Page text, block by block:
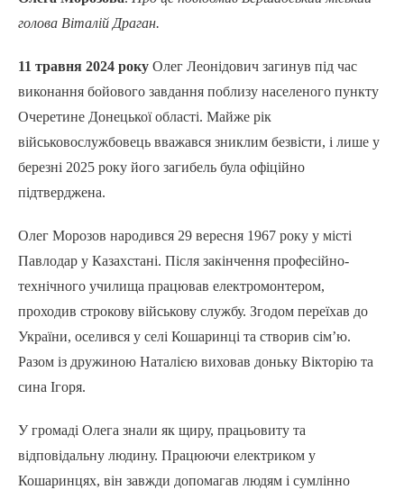
голова Віталій Драган.
11 травня 2024 року Олег Леонідович загинув під час
виконання бойового завдання поблизу населеного пункту
Очеретине Донецької області. Майже рік
військовослужбовець вважався зниклим безвісти, і лише у
березні 2025 року його загибель була офіційно
підтверджена.
Олег Морозов народився 29 вересня 1967 року у місті
Павлодар у Казахстані. Після закінчення професійно-
технічного училища працював електромонтером,
проходив строкову військову службу. Згодом переїхав до
України, оселився у селі Кошаринці та створив сім’ю.
Разом із дружиною Наталією виховав доньку Вікторію та
сина Ігоря.
У громаді Олега знали як щиру, працьовиту та
відповідальну людину. Працюючи електриком у
Кошаринцях, він завжди допомагав людям і сумлінно